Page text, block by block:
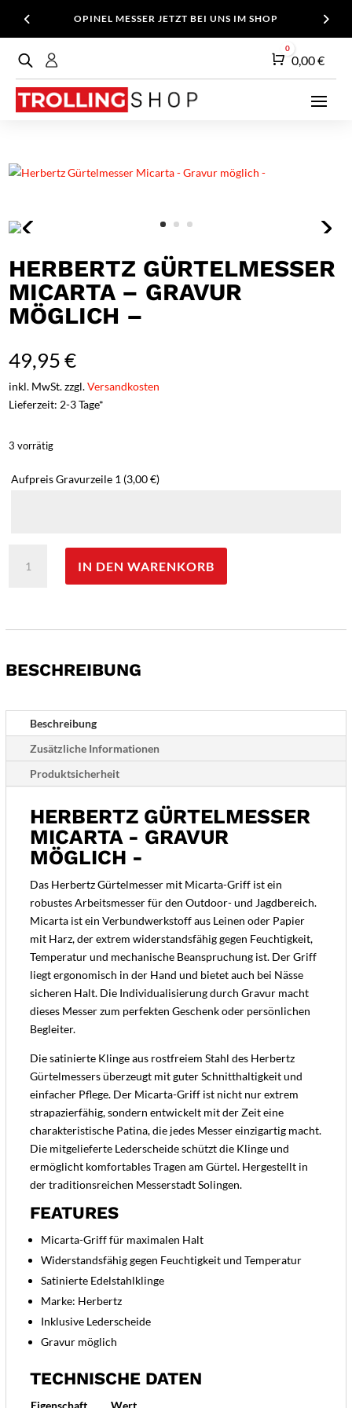
OPINEL MESSER JETZT BEI UNS IM SHOP
Warenkorb
0
0,00€
HERBERTZ GÜRTELMESSER
MICARTA – GRAVUR
MÖGLICH –
49,95€
inkl. MwSt. zzgl.Versandkosten
Lieferzeit: 2-3 Tage*
3 vorrätig
Aufpreis Gravurzeile 1 (3,00 €)
Gürtelmesser
-
Menge
IN DEN WARENKORB
BESCHREIBUNG
Beschreibung
Zusätzliche Informationen
Produktsicherheit
HERBERTZ GÜRTELMESSER
MICARTA - GRAVUR
MÖGLICH -
Das Herbertz Gürtelmesser mit Micarta-Griff ist ein
robustes Arbeitsmesser für den Outdoor- und Jagdbereich.
Micarta ist ein Verbundwerkstoff aus Leinen oder Papier
mit Harz, der extrem widerstandsfähig gegen Feuchtigkeit,
Temperatur und mechanische Beanspruchung ist. Der Griff
liegt ergonomisch in der Hand und bietet auch bei Nässe
sicheren Halt. Die Individualisierung durch Gravur macht
dieses Messer zum perfekten Geschenk oder persönlichen
Begleiter.
Die satinierte Klinge aus rostfreiem Stahl des Herbertz
Gürtelmessers überzeugt mit guter Schnitthaltigkeit und
einfacher Pflege. Der Micarta-Griff ist nicht nur extrem
strapazierfähig, sondern entwickelt mit der Zeit eine
charakteristische Patina, die jedes Messer einzigartig macht.
Die mitgelieferte Lederscheide schützt die Klinge und
ermöglicht komfortables Tragen am Gürtel. Hergestellt in
der traditionsreichen Messerstadt Solingen.
FEATURES
Micarta-Griff für maximalen Halt
Widerstandsfähig gegen Feuchtigkeit und Temperatur
Satinierte Edelstahlklinge
Marke: Herbertz
Inklusive Lederscheide
Gravur möglich
TECHNISCHE DATEN
Eigenschaft Wert